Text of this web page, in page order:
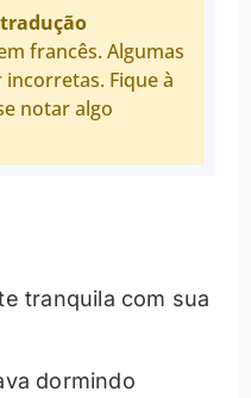
tradução
francês. Algumas
Fique à
notar algo
tranquila com sua
dormindo